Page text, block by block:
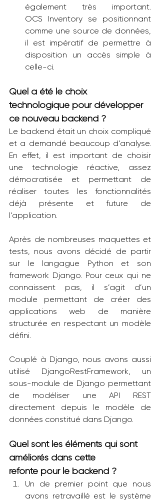
également très important.
OCS Inventory se positionnant
comme une source de données,
il est impératif de permettre à
disposition un accès simple à
celle-ci.
Quel a été le choix
technologique pour développer
ce nouveau backend ?
Le backend était un choix compliqué
et a demandé beaucoup d’analyse.
En effet, il est important de choisir
une technologie réactive, assez
démocratisée et permettant de
réaliser toutes les fonctionnalités
déjà présente et future de
l’application.
Après de nombreuses maquettes et
tests, nous avons décidé de partir
sur le langague Python et son
framework Django. Pour ceux qui ne
connaissent pas, il s’agit d’un
module permettant de créer des
applications web de manière
structurée en respectant un modèle
défini.
Couplé à Django, nous avons aussi
utilisé DjangoRestFramework, un
sous-module de Django permettant
de modéliser une API REST
directement depuis le modèle de
données constitué dans Django.
Quel sont les éléments qui sont
améliorés dans cette
refonte pour le backend ?
Un de premier point que nous
avons retravaillé est le système